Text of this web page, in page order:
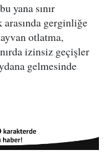
yana sınır
gerginliğe
otlatma,
izinsiz geçişler
gelmesinde